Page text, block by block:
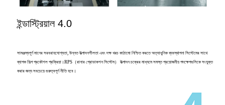
ইন্ডাস্ট্রিয়াল 4.0
সামঞ্জস্যপূর্ণ মানের সরবরাহযোগ্যতা, উন্নত উত্পাদনশীলতা এবং দক্ষ খরচ কাঠামো নিশ্চিত করতে অত্যাধুনিক ব্যবস্থাপনা সিস্টেমের সাথে
ব্যাপক শিল্প প্রকৌশল প্রক্রিয়া।RPS（রানার প্রোডাকশন সিস্টেম） উত্পাদন চক্রের মাধ্যমে সমস্ত প্রয়োজনীয় পদক্ষেপগুলিকে সংযুক্ত
করার জন্য সবচেয়ে গুরুত্বপূর্ণ নীতি হবে।